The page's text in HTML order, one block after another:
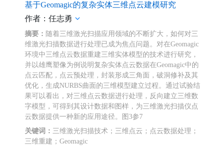
基于Geomagic的复杂实体三维点云建模研究
作者：任志勇
摘要： 随着三维激光扫描应用领域的不断扩大，如何对三
维激光扫描数据进行处理已成为焦点问题。对在Geomagic
环境中三维点云数据重建三维实体模型的技术进行研究，
并以雄鹰塑像为例说明复杂实体点云数据在Geomagic中的
点云匹配，点云预处理，封装形成三角面，破洞修补及其
优化，生成NURBS曲面的三维模型建立过程。通过试验结
果可以看出，对三维点云数据进行处理，反向建立三维数
字模型，可得到其设计数据和图样，为三维激光扫描仪点
云数据提供一种新的应用途径。图3参7
关键词： 三维激光扫描技术；三维点云；点云数据处理；
三维重建；Geomagic